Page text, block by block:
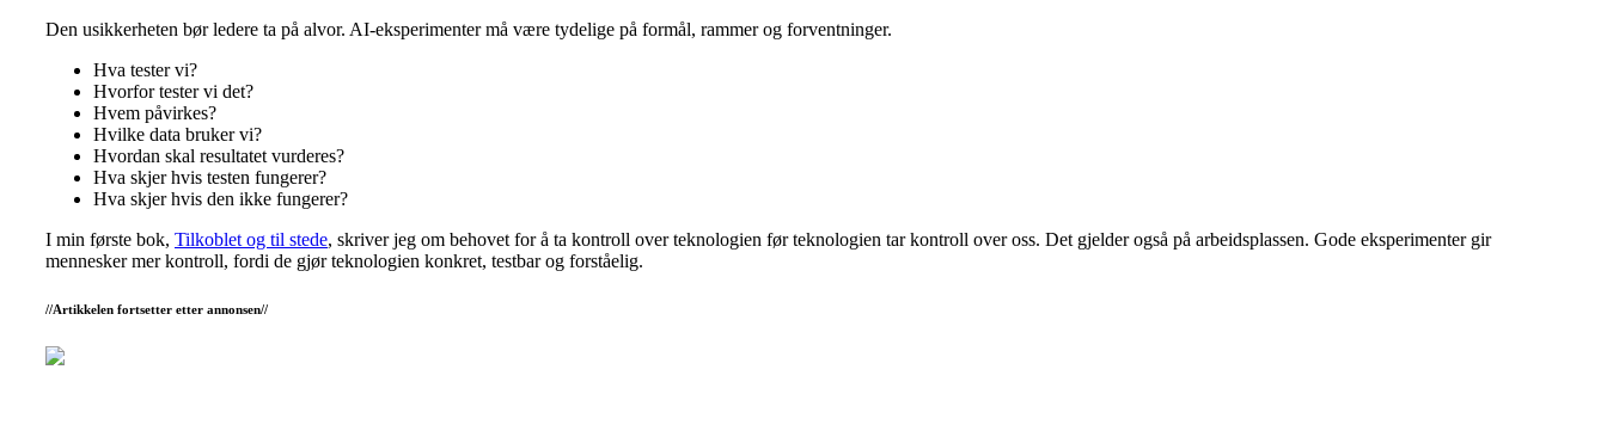
Den usikkerheten bør ledere ta på alvor. AI-eksperimenter må være tydelige på formål, rammer og forventninger.
Hva tester vi?
Hvorfor tester vi det?
Hvem påvirkes?
Hvilke data bruker vi?
Hvordan skal resultatet vurderes?
Hva skjer hvis testen fungerer?
Hva skjer hvis den ikke fungerer?
I min første bok, Tilkoblet og til stede, skriver jeg om behovet for å ta kontroll over teknologien før teknologien tar kontroll over oss. Det gjelder også på arbeidsplassen. Gode eksperimenter gir
mennesker mer kontroll, fordi de gjør teknologien konkret, testbar og forståelig.
//Artikkelen fortsetter etter annonsen//